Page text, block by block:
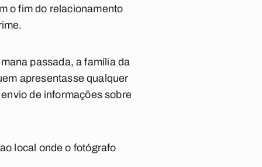
o fim do relacionamento
passada, a família da
apresentasse qualquer
de informações sobre
local onde o fotógrafo